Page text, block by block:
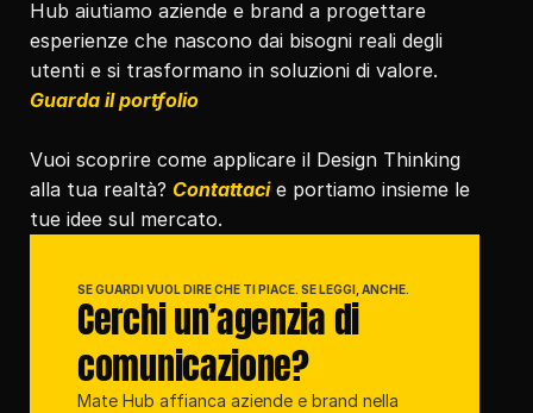
Hub aiutiamo aziende e brand a progettare
esperienze che nascono dai bisogni reali degli
Guarda il portfolio
Vuoi scoprire come applicare il Design Thinking
alla tua realtà? Contattaci e portiamo insieme le
tue idee sul mercato.
SE GUARDI VUOL DIRE CHE TI PIACE. SE LEGGI, ANCHE.
Cerchi un’agenzia di
comunicazione?
Mate Hub affianca aziende e brand nella